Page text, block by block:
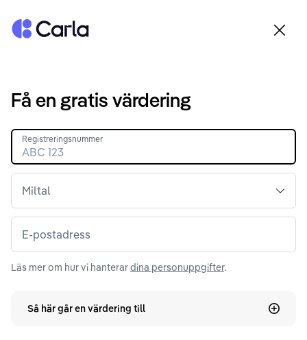
Tillbaka till startsidan
Få en gratis värdering
Registreringsnummer
Miltal
E-postadress
Läs mer om hur vi hanterardina personuppgifter.
Så här går en värdering till